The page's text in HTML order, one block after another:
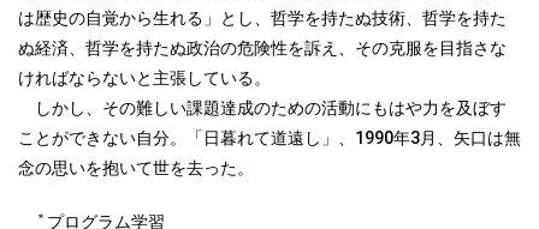
は歴史の自覚から生れる」とし、哲学を持たぬ技術、哲学を持た
ぬ経済、哲学を持たぬ政治の危険性を訴え、その克服を目指さな
ければならないと主張している。
しかし、その難しい課題達成のための活動にもはや力を及ぼす
ことができない自分。「日暮れて道遠し」、1990年3月、矢口は無
念の思いを抱いて世を去った。
＊ プログラム学習